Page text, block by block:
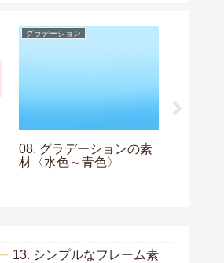
グラデーション
08. グラデーションの素
材〈水色～青色〉
13. シンプルなフレーム素